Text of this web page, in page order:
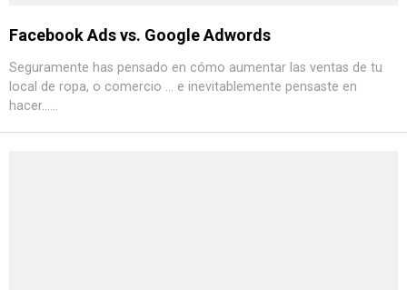
Facebook Ads vs. Google Adwords
Seguramente has pensado en cómo aumentar las ventas de tu
local de ropa, o comercio ... e inevitablemente pensaste en
hacer......